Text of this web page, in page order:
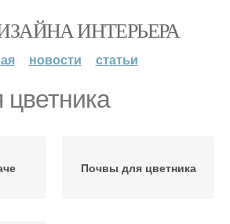
ИНТЕРЬЕРА
новости статьи
Почвы для цветника